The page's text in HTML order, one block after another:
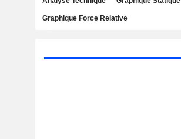
Graphique Force Relative